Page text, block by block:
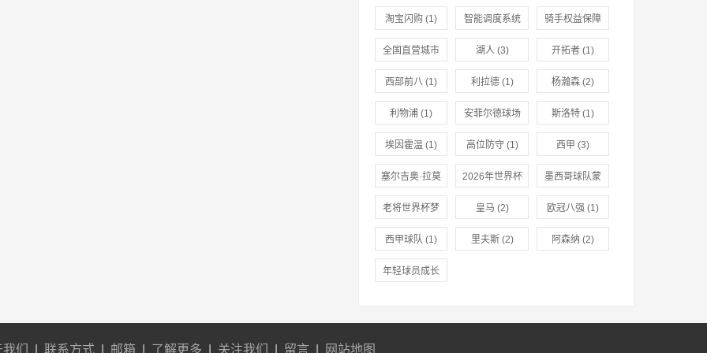
淘宝闪购 (1) 智能调度系统
(1)
骑手权益保障
(1)
全国直营城市
推广
湖人(3) 开拓者(1)
西部前八 (1) 利拉德(1) 杨瀚森(2)
利物浦 (1) 安菲尔德球场
(1)
斯洛特(1)
埃因霍温 (1) 高位防守(1) 西甲 (3)
塞尔吉奥·拉莫
斯(1)
2026年世界杯 墨西哥球队蒙
老将世界杯梦
(1)
皇马 (2) 欧冠八强 (1)
西甲球队 (1) 里夫斯(2) 阿森纳 (2)
年轻球员成长
们 联系方式 邮箱 了解更多 关注我们 留言 网站地图